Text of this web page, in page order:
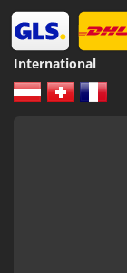
International